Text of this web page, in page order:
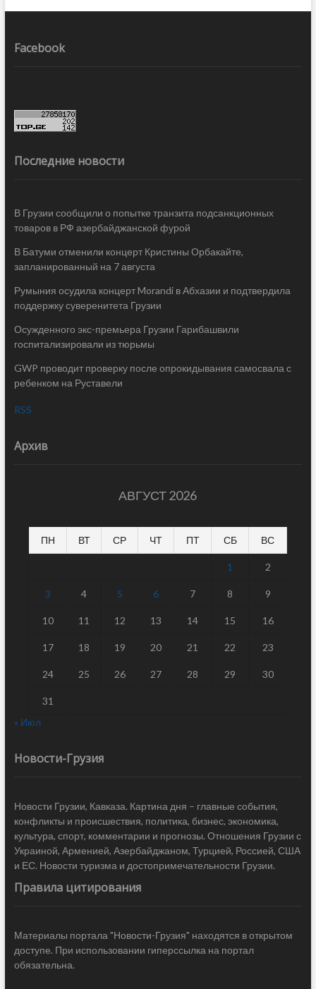
Facebook
Последние новости
В Грузии сообщили о попытке транзита подсанкционных
товаров в РФ азербайджанской фурой
В Батуми отменили концерт Кристины Орбакайте,
запланированный на 7 августа
Румыния осудила концерт Morandi в Абхазии и подтвердила
поддержку суверенитета Грузии
Осужденного экс-премьера Грузии Гарибашвили
госпитализировали из тюрьмы
GWP проводит проверку после опрокидывания самосвала с
ребенком на Руставели
RSS
Архив
АВГУСТ 2026
ПН ВТ СР ЧТ ПТ СБ ВС
1 2
3 4 5 6 7 8 9
10 11 12 13 14 15 16
17 18 19 20 21 22 23
24 25 26 27 28 29 30
31
« Июл
Новости-Грузия
Новости Грузии, Кавказа. Картина дня – главные события,
конфликты и происшествия, политика, бизнес, экономика,
культура, спорт, комментарии и прогнозы. Отношения Грузии с
Украиной, Арменией, Азербайджаном, Турцией, Россией, США
и ЕС. Новости туризма и достопримечательности Грузии.
Правила цитирования
Материалы портала "Новости-Грузия" находятся в открытом
доступе. При использовании гиперссылка на портал
обязательна.